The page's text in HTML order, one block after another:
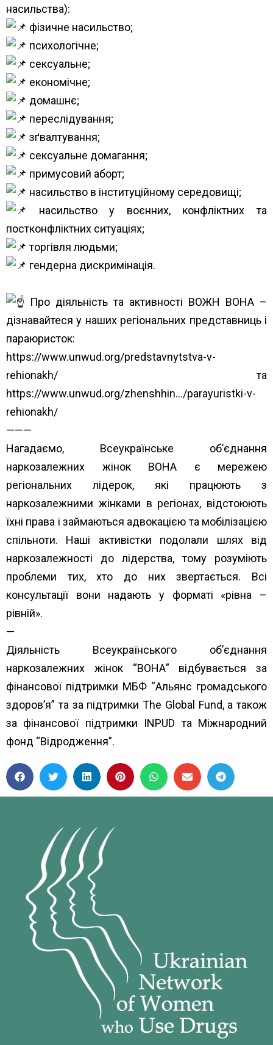
насильства):
фізичне насильство;
психологічне;
сексуальне;
економічне;
домашнє;
переслідування;
зґвалтування;
сексуальне домагання;
примусовий аборт;
насильство в інституційному середовищі;
насильство у воєнних, конфліктних та
постконфліктних ситуаціях;
торгівля людьми;
гендерна дискримінація.
Про діяльність та активності ВОЖН ВОНА –
дізнавайтеся у наших регіональних представниць і
параюристок:
https://www.unwud.org/predstavnytstva-v-
rehionakh/ та
https://www.unwud.org/zhenshhin…/parayuristki-v-
rehionakh/
———
Нагадаємо, Всеукраїнське об’єднання
наркозалежних жінок ВОНА є мережею
регіональних лідерок, які працюють з
наркозалежними жінками в регіонах, відстоюють
їхні права і займаються адвокацією та мобілізацією
спільноти. Наші активістки подолали шлях від
наркозалежності до лідерства, тому розуміють
проблеми тих, хто до них звертається. Всі
консультації вони надають у форматі «рівна –
рівній».
—
Діяльність Всеукраїнського об’єднання
наркозалежних жінок “ВОНА” відбувається за
фінансової підтримки МБФ “Альянс громадського
здоров’я”та за підтримки The Global Fund, а також
за фінансової підтримки INPUD та Міжнародний
фонд “Відродження”.